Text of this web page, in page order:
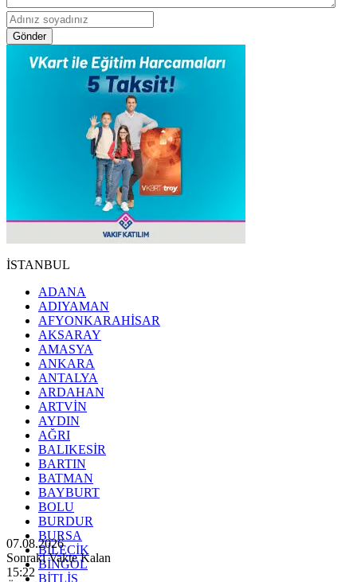
Gönder
İSTANBUL
ADANA
ADIYAMAN
AFYONKARAHİSAR
AKSARAY
AMASYA
ANKARA
ANTALYA
ARDAHAN
ARTVİN
AYDIN
AĞRI
BALIKESİR
BARTIN
BATMAN
BAYBURT
BOLU
BURDUR
BURSA
BİLECİK
BİNGÖL
BİTLİS
07.08.2026
Sonraki Vakte Kalan
15:20